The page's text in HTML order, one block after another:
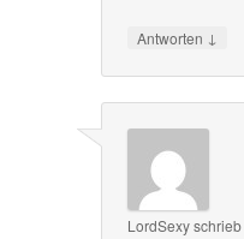
Antworten ↓
LordSexyschrieb